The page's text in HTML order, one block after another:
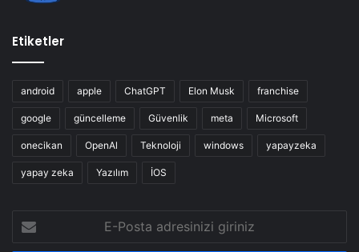
Etiketler
android apple ChatGPT Elon Musk franchise
google güncelleme Güvenlik meta Microsoft
onecikan OpenAl Teknoloji windows yapayzeka
yapay zeka Yazılım İOS
Posta